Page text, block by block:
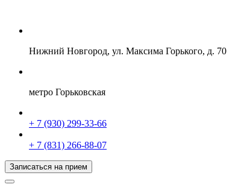
Нижний Новгород, ул. Максима Горького, д. 70
метро Горьковская
+ 7 (930) 299-33-66
+ 7 (831) 266-88-07
Записаться на прием